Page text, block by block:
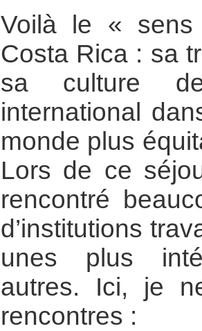
Voilà le «
Costa Rica : sa
sa culture
international
monde plus
Lors de ce
rencontré
d’institutions
unes plus
autres. Ici, je
rencontres :